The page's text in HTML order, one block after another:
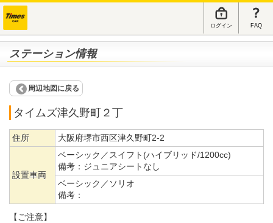
ログイン FAQ
ステーション情報
周辺地図に戻る
タイムズ津久野町２丁
住所 大阪府堺市西区津久野町2-2
設置車両
ベーシック／スイフト(ハイブリッド/1200cc)
備考： ジュニアシートなし
ベーシック／ソリオ
備考：
【ご注意】